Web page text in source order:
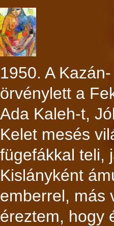
1950. A
örvénylett a
Ada Kaleh-t,
Kelet mesés
fügefákkal teli,
Kislányként
emberrel, más
éreztem, hogy